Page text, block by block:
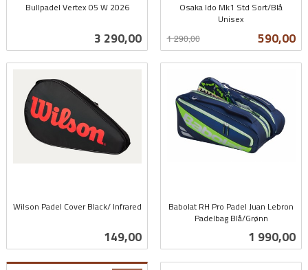
Bullpadel Vertex 05 W 2026
Pris
3 290,00
Osaka Ido Mk1 Std Sort/Blå
Unisex
Tilbud
590,00
1 290,00
mva.
Wilson Padel Cover Black/ Infrared
Pris
149,00
Babolat RH Pro Padel Juan Lebron
Padelbag Blå/Grønn
Pris
1 990,00